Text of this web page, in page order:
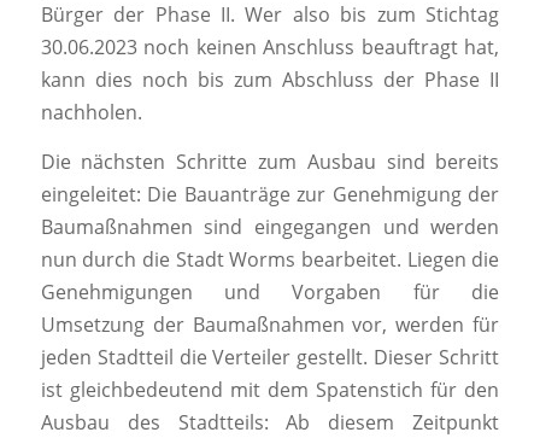
Bürger der Phase II. Wer also bis zum Stichtag
30.06.2023 noch keinen Anschluss beauftragt hat,
kann dies noch bis zum Abschluss der Phase II
nachholen.
Die nächsten Schritte zum Ausbau sind bereits
eingeleitet: Die Bauanträge zur Genehmigung der
Baumaßnahmen sind eingegangen und werden
nun durch die Stadt Worms bearbeitet. Liegen die
Genehmigungen und Vorgaben für die
Umsetzung der Baumaßnahmen vor, werden für
jeden Stadtteil die Verteiler gestellt. Dieser Schritt
ist gleichbedeutend mit dem Spatenstich für den
Ausbau des Stadtteils: Ab diesem Zeitpunkt